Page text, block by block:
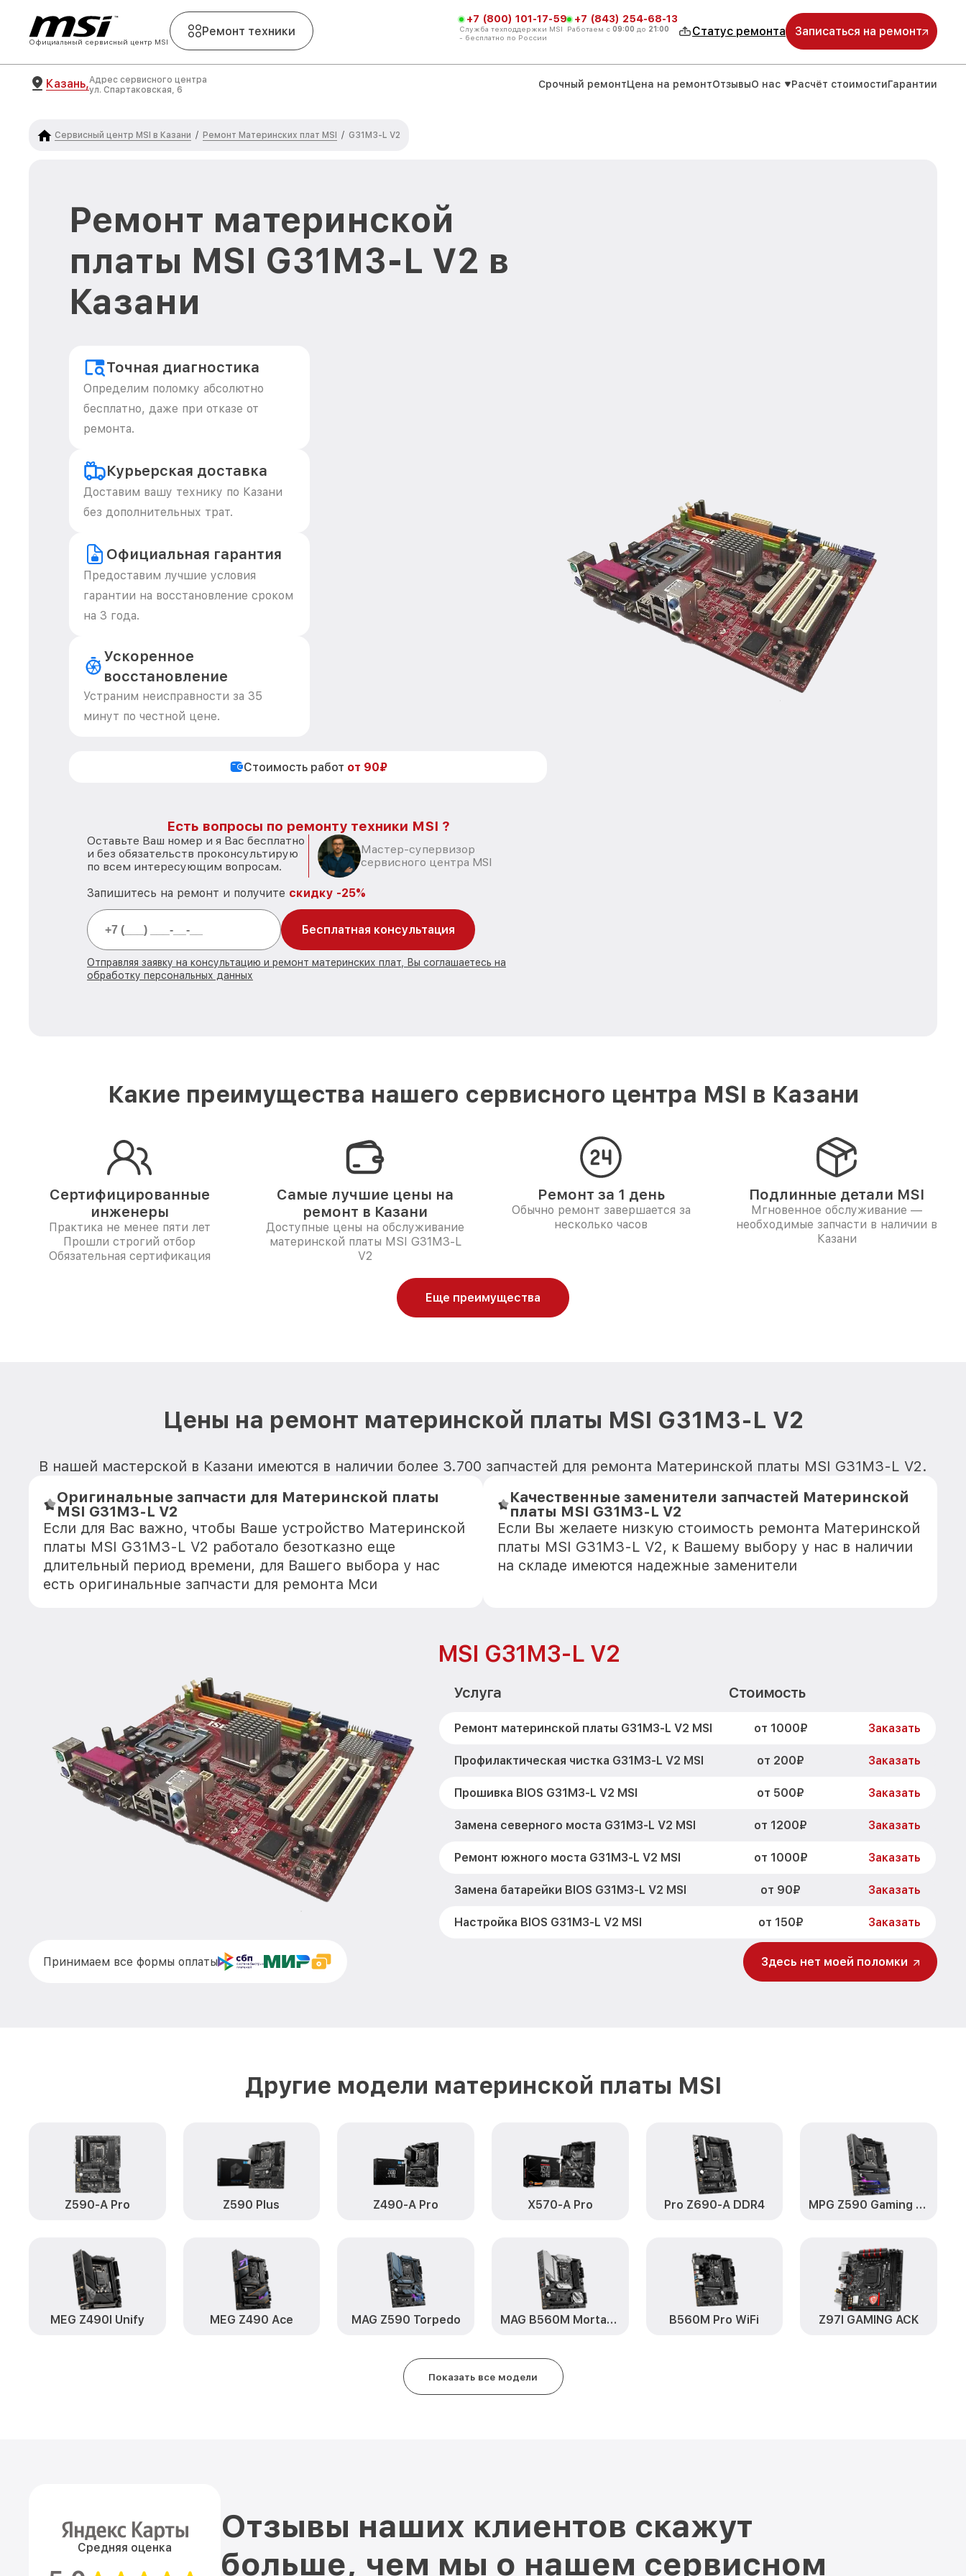
Официальный сервисный центр MSI
Ремонт техники
+7 (800) 101-17-59
Служба техподдержки MSI
- бесплатно по России
+7 (843) 254-68-13
Работаем с 09:00 до 21:00 Статус ремонта Записаться на ремонт
Казань,Адрес сервисного центра
ул. Спартаковская, 6
Срочный ремонтЦена на ремонтОтзывыО нас Расчёт стоимостиГарантии
Сервисный центр MSI в Казани / Ремонт Материнских плат MSI / G31M3-L V2
Ремонт материнской
платы MSI G31M3-L V2 в
Казани
Точная диагностика
Определим поломку абсолютно
бесплатно, даже при отказе от
ремонта.
Курьерская доставка
Доставим вашу технику по Казани
без дополнительных трат.
Официальная гарантия
Предоставим лучшие условия
гарантии на восстановление сроком
на 3 года.
Ускоренное
восстановление
Устраним неисправности за 35
минут по честной цене.
Стоимость работ от 90₽
Есть вопросы по ремонту техники MSI ?
Оставьте Ваш номер и я Вас бесплатно
и без обязательств проконсультирую
по всем интересующим вопросам.
Мастер-супервизор
сервисного центра MSI
Запишитесь на ремонт и получите скидку -25%
Бесплатная консультация
Отправляя заявку на консультацию и ремонт материнских плат, Вы соглашаетесь на
обработку персональных данных
Какие преимущества нашего сервисного центра MSI в Казани
Сертифицированные
инженеры
Практика не менее пяти лет
Прошли строгий отбор
Обязательная сертификация
Самые лучшие цены на
ремонт в Казани
Доступные цены на обслуживание
материнской платы MSI G31M3-L
V2
Ремонт за 1 день
Обычно ремонт завершается за
несколько часов
Подлинные детали MSI
Мгновенное обслуживание —
необходимые запчасти в наличии в
Казани
Еще преимущества
Цены на ремонт материнской платы MSI G31M3-L V2
В нашей мастерской в Казани имеются в наличии более 3.700 запчастей для ремонта Материнской платы MSI G31M3-L V2.
Оригинальные запчасти для Материнской платы
MSI G31M3-L V2
Если для Вас важно, чтобы Ваше устройство Материнской
платы MSI G31M3-L V2 работало безотказно еще
длительный период времени, для Вашего выбора у нас
есть оригинальные запчасти для ремонта Мси
Качественные заменители запчастей Материнской
платы MSI G31M3-L V2
Если Вы желаете низкую стоимость ремонта Материнской
платы MSI G31M3-L V2, к Вашему выбору у нас в наличии
на складе имеются надежные заменители
MSI G31M3-L V2
Услуга Стоимость
Ремонт материнской платы G31M3-L V2 MSI от 1000₽ Заказать
Профилактическая чистка G31M3-L V2 MSI от 200₽ Заказать
Прошивка BIOS G31M3-L V2 MSI от 500₽ Заказать
Замена северного моста G31M3-L V2 MSI от 1200₽ Заказать
Ремонт южного моста G31M3-L V2 MSI от 1000₽ Заказать
Замена батарейки BIOS G31M3-L V2 MSI от 90₽ Заказать
Настройка BIOS G31M3-L V2 MSI от 150₽ Заказать
Принимаем все формы оплаты Здесь нет моей поломки
Другие модели материнской платы MSI
Z590-A Pro Z590 Plus Z490-A Pro X570-A Pro Pro Z690-A DDR4 MPG Z590 Gaming Plus
MEG Z490I Unify MEG Z490 Ace MAG Z590 Torpedo MAG B560M Mortar WiFi B560M Pro WiFi Z97I GAMING ACK
Показать все модели
Средняя оценка
Отзывы наших клиентов скажут
больше, чем мы о нашем сервисном